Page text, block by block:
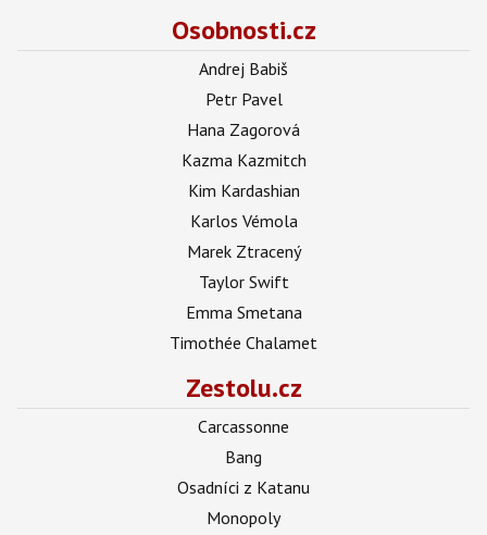
Osobnosti.cz
Andrej Babiš
Petr Pavel
Hana Zagorová
Kazma Kazmitch
Kim Kardashian
Karlos Vémola
Marek Ztracený
Taylor Swift
Emma Smetana
Timothée Chalamet
Zestolu.cz
Carcassonne
Bang
Osadníci z Katanu
Monopoly